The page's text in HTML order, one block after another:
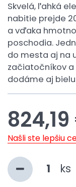
Skvelá, ľahká
nabitie prejde
a vďaka
poschodia.
do mesta aj na
začiatočníkov a
dodáme aj bielu
Našli ste lepšiu
ks